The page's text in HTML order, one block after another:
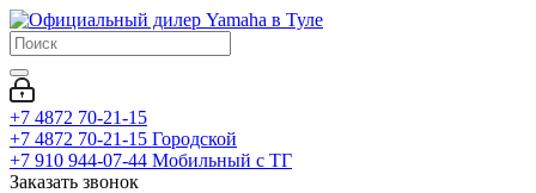
+7 4872 70-21-15
+7 4872 70-21-15 Городской
+7 910 944-07-44 Мобильный с ТГ
Заказать звонок